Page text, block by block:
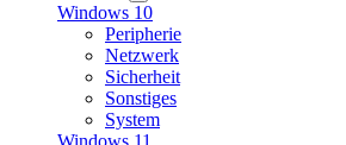
Windows 10
Peripherie
Netzwerk
Sicherheit
Sonstiges
System
Windows 11